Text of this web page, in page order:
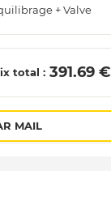
+ Valve
total : 391.69 €
MAIL